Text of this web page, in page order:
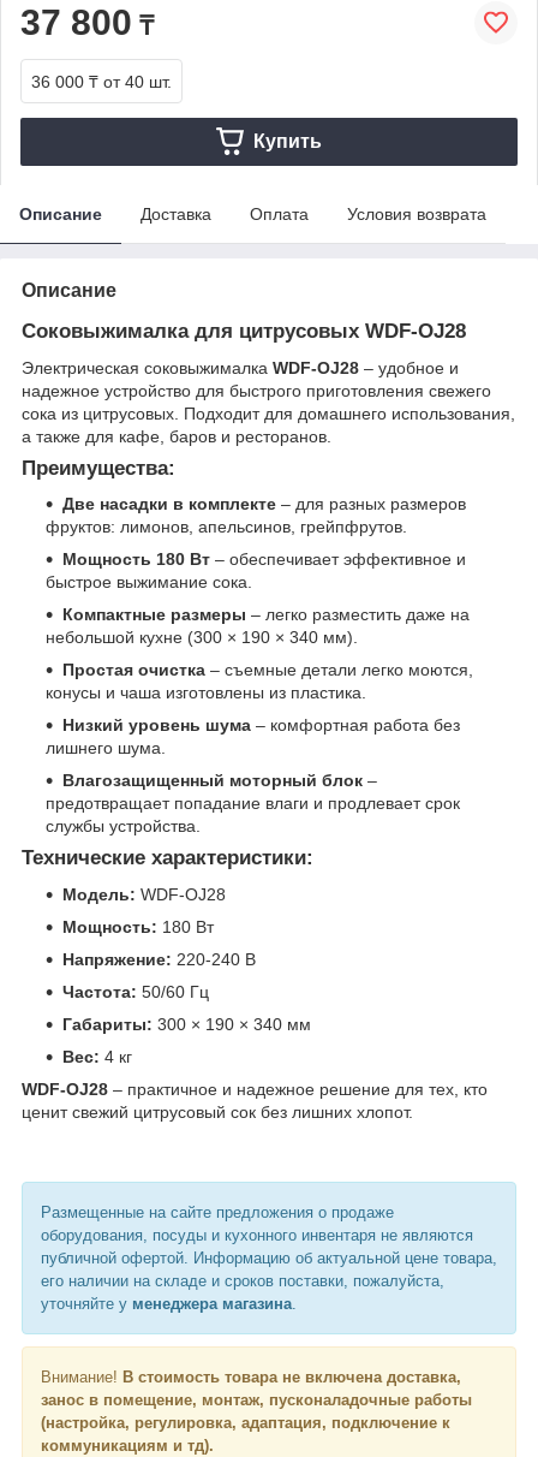
37 800 ₸
36 000 ₸ от 40 шт.
Купить
Описание Доставка Оплата Условия возврата
Описание
Соковыжималка для цитрусовых WDF-OJ28
Электрическая соковыжималка WDF-OJ28 – удобное и
надежное устройство для быстрого приготовления свежего
сока из цитрусовых. Подходит для домашнего использования,
а также для кафе, баров и ресторанов.
Преимущества:
Две насадки в комплекте – для разных размеров
фруктов: лимонов, апельсинов, грейпфрутов.
Мощность 180 Вт – обеспечивает эффективное и
быстрое выжимание сока.
Компактные размеры – легко разместить даже на
небольшой кухне (300 × 190 × 340 мм).
Простая очистка – съемные детали легко моются,
конусы и чаша изготовлены из пластика.
Низкий уровень шума – комфортная работа без
лишнего шума.
Влагозащищенный моторный блок –
предотвращает попадание влаги и продлевает срок
службы устройства.
Технические характеристики:
Модель: WDF-OJ28
Мощность: 180 Вт
Напряжение: 220-240 В
Частота: 50/60 Гц
Габариты: 300 × 190 × 340 мм
Вес: 4 кг
WDF-OJ28 – практичное и надежное решение для тех, кто
ценит свежий цитрусовый сок без лишних хлопот.
Размещенные на сайте предложения о продаже
оборудования, посуды и кухонного инвентаря не являются
публичной офертой. Информацию об актуальной цене товара,
его наличии на складе и сроков поставки, пожалуйста,
уточняйте у менеджера магазина.
Внимание! В стоимость товара не включена доставка,
занос в помещение, монтаж, пусконаладочные работы
(настройка, регулировка, адаптация, подключение к
коммуникациям и тд).